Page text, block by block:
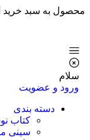
محصول به سبد خرید
سلام
ورود و عضویت
دسته بندی
کتاب
سینی